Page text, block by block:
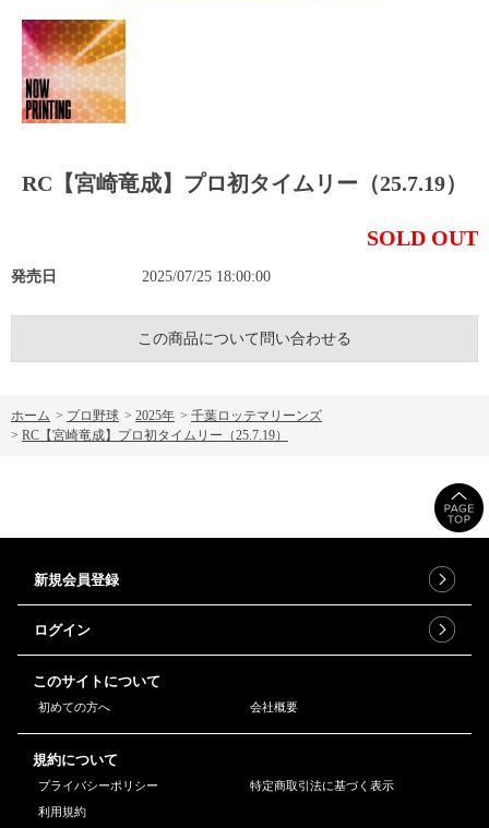
RC【宮崎竜成】プロ初タイムリー（25.7.19）
SOLD OUT
発売日 2025/07/25 18:00:00
この商品について問い合わせる
ホーム > プロ野球 > 2025年 > 千葉ロッテマリーンズ
> RC【宮崎竜成】プロ初タイムリー（25.7.19）
新規会員登録
ログイン
このサイトについて
初めての方へ 会社概要
規約について
プライバシーポリシー
特定商取引法に基づく表示
利用規約